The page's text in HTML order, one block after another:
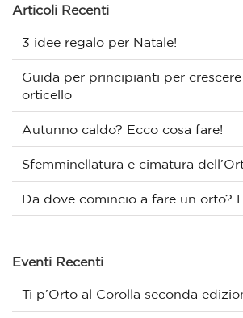
Articoli Recenti
3 idee regalo per Natale!
Guida per principianti per
orticello
Autunno caldo? Ecco cosa fare!
Sfemminellatura e cimatura
Da dove comincio a fare un orto?
Eventi Recenti
Ti p’Orto al Corolla seconda